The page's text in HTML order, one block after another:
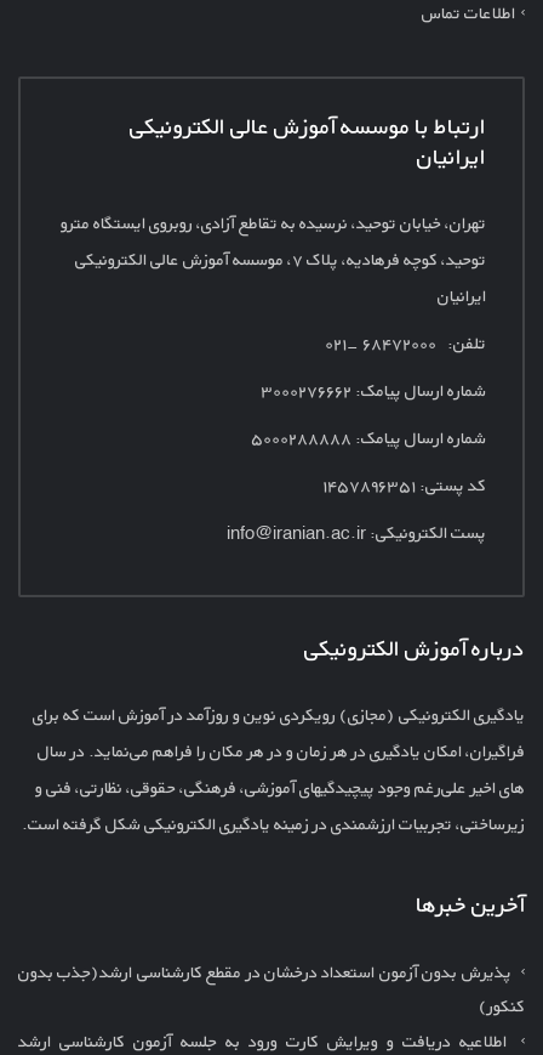
اطلاعات تماس
ارتباط با موسسه آموزش عالی الکترونیکی
ایرانیان
تهران، خیابان توحید، نرسیده به تقاطع آزادی، روبروی ایستگاه مترو
توحید، کوچه فرهادیه، پلاک
۷، موسسه آموزش عالی الکترونیکی
ایرانیان
تلفن: ۶۸۴۷۲۰۰۰ -۰۲۱
شماره ارسال پیامک: ۳۰۰۰۲۷۶۶۶۲
شماره ارسال پیامک: ۵۰۰۰۲۸۸۸۸۸
کد پستی: ۱۴۵۷۸۹۶۳۵۱
پست الکترونیکی:info@iranian.ac.ir
درباره آموزش الکترونیکی
یادگیری الکترونیکی (مجازی) رویکردی نوین و روزآمد در آموزش است که برای
فراگیران، امکان یادگیری در هر زمان و در هر مکان را فراهم می‌نماید. در سال
های اخیر علی‌رغم وجود پیچیدگیهای آموزشی، فرهنگی، حقوقی، نظارتی، فنی و
زیرساختی، تجربیات ارزشمندی در زمینه یادگیری الکترونیکی شکل گرفته است.
آخرین خبرها
پذیرش بدون آزمون استعداد درخشان در مقطع کارشناسی ارشد(جذب بدون
کنکور)
اطلاعیه دریافت و ویرایش کارت ورود به جلسه آزمون کارشناسی ارشد